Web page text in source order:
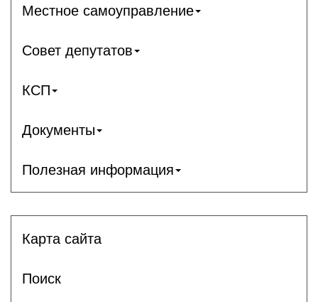
Местное самоуправление
Совет депутатов
КСП
Документы
Полезная информация
Карта сайта
Поиск